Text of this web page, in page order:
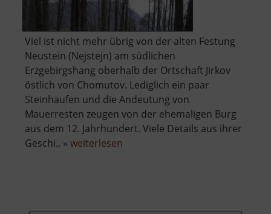
Viel ist nicht mehr übrig von der alten Festung
Neustein (Nejstejn) am südlichen
Erzgebirgshang oberhalb der Ortschaft Jirkov
östlich von Chomutov. Lediglich ein paar
Steinhaufen und die Andeutung von
Mauerresten zeugen von der ehemaligen Burg
aus dem 12. Jahrhundert. Viele Details aus ihrer
Geschi.. » weiterlesen